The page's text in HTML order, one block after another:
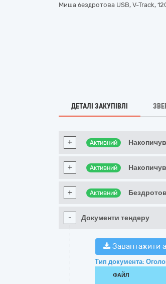
Миша бездротова USB, V-Track,
ДЕТАЛІ ЗАКУПІВЛІ
+ Активний
+ Активний
+ Активний
- Документи тендеру
Завантажити
Тип документа:
ФАЙЛ